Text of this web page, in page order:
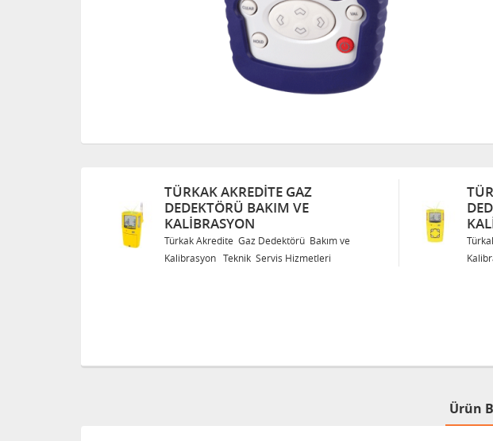
TÜRKAK AKREDITE GAZ
DEDEKTÖRÜ BAKIM VE
KALIBRASYON
Türkak Akredite Gaz Dedektörü Bakım ve
Kalibrasyon Teknik Servis Hizmetleri
Türkak
Ürün